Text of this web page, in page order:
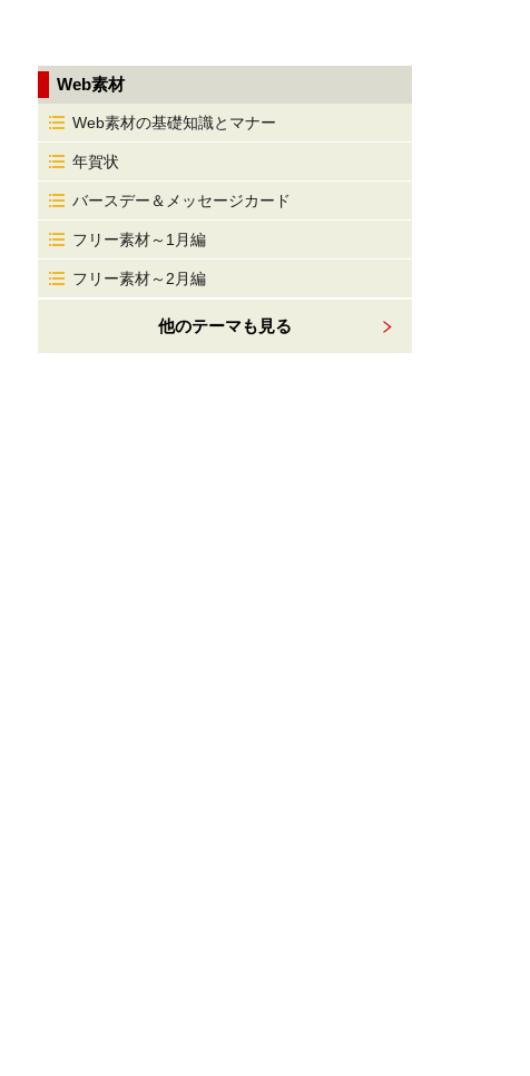
Web素材
Web素材の基礎知識とマナー
年賀状
バースデー＆メッセージカード
フリー素材～1月編
フリー素材～2月編
他のテーマも見る